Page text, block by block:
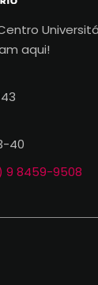
aqui!
40
9 8459-9508